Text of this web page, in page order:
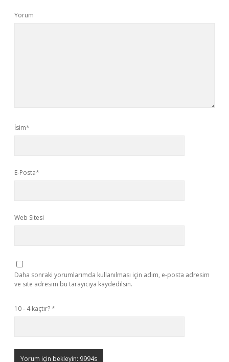
Yorum
İsim*
E-Posta*
Web Sitesi
Daha sonraki yorumlarımda kullanılması için adım, e-posta adresim
ve site adresim bu tarayıcıya kaydedilsin.
10 - 4 kaçtır?*